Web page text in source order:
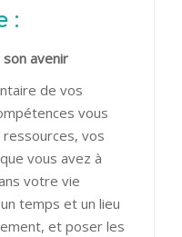
:
avenir
de vos
vous
vos
vous avez à
votre vie
temps et un lieu
et poser les